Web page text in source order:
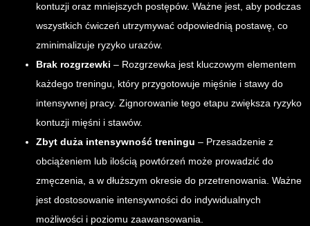
kontuzji oraz mniejszych postępów. Ważne jest, aby podczas
wszystkich ćwiczeń utrzymywać odpowiednią postawę, co
zminimalizuje ryzyko urazów.
Brak rozgrzewki – Rozgrzewka jest kluczowym elementem
każdego treningu, który przygotowuje mięśnie i stawy do
intensywnej pracy. Zignorowanie tego etapu zwiększa ryzyko
kontuzji mięśni i stawów.
Zbyt duża intensywność treningu – Przesadzenie z
obciążeniem lub ilością powtórzeń może prowadzić do
zmęczenia, a w dłuższym okresie do przetrenowania. Ważne
jest dostosowanie intensywności do indywidualnych
możliwości i poziomu zaawansowania.